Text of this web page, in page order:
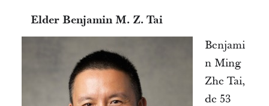
Elder Benjamin M. Z. Tai
Benjami
n Ming
Zhe Tai,
de 53